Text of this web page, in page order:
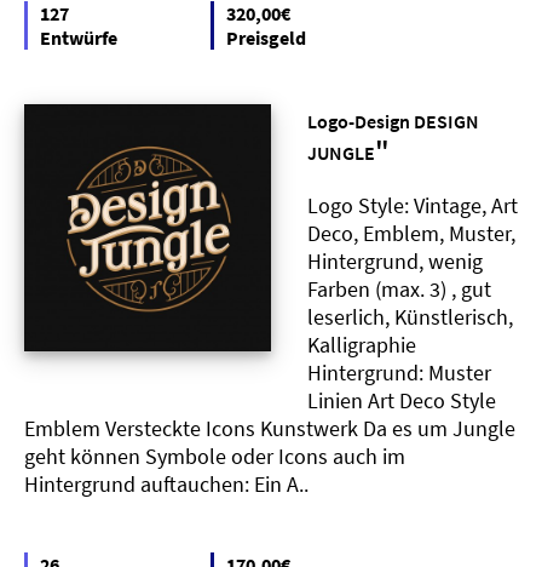
127
Entwürfe
320,00€
Preisgeld
Logo-Design DESIGN
JUNGLE"
Logo Style: Vintage, Art
Deco, Emblem, Muster,
Hintergrund, wenig
Farben (max. 3) , gut
leserlich, Künstlerisch,
Kalligraphie
Hintergrund: Muster
Linien Art Deco Style
Emblem Versteckte Icons Kunstwerk Da es um Jungle
geht können Symbole oder Icons auch im
Hintergrund auftauchen: Ein A..